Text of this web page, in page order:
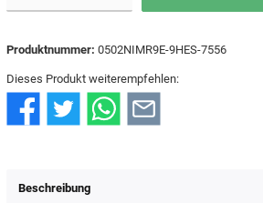
Produktnummer: 0502NIMR9E-9HES-7556
Dieses Produkt weiterempfehlen:
Beschreibung